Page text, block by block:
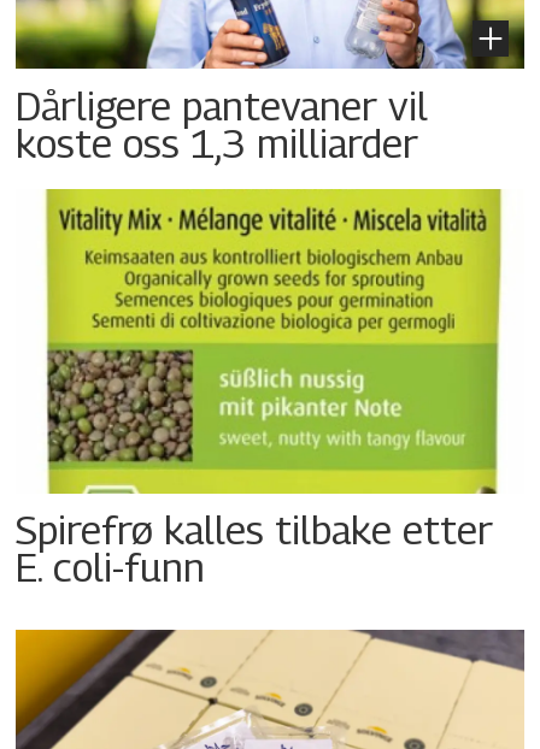
Dårligere pantevaner vil
koste oss 1,3 milliarder
Spirefrø kalles tilbake etter
E. coli-funn